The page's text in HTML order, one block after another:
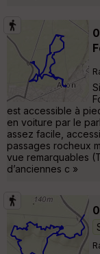
est accessible à
en voiture par le
assez facile,
passages rocheux
vue remarquables
d’anciennes c »